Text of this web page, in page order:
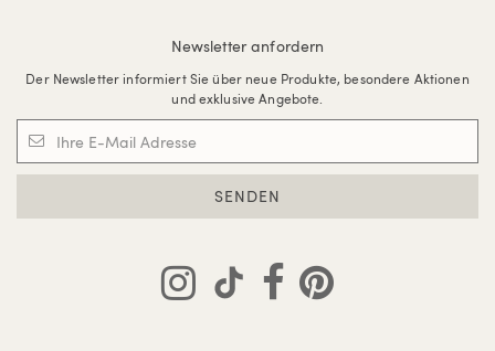
Newsletter anfordern
Der Newsletter informiert Sie über neue Produkte, besondere Aktionen
und exklusive Angebote.
SENDEN